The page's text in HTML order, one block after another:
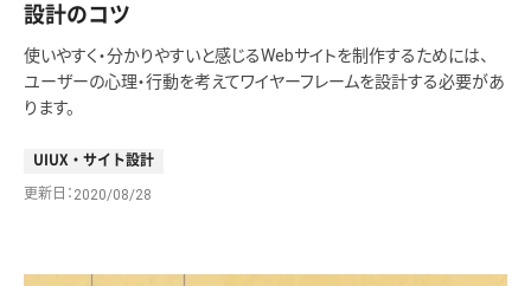
設計のコツ
使いやすく・分かりやすいと感じるWebサイトを制作するためには、
ユーザーの心理・行動を考えてワイヤーフレームを設計する必要があ
ります。
UIUX・サイト設計
更新日 2020/08/28